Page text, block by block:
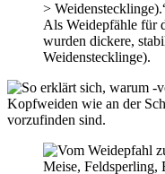
>
Als Weidepfähle für
wurden dickere,
Weidenstecklinge).